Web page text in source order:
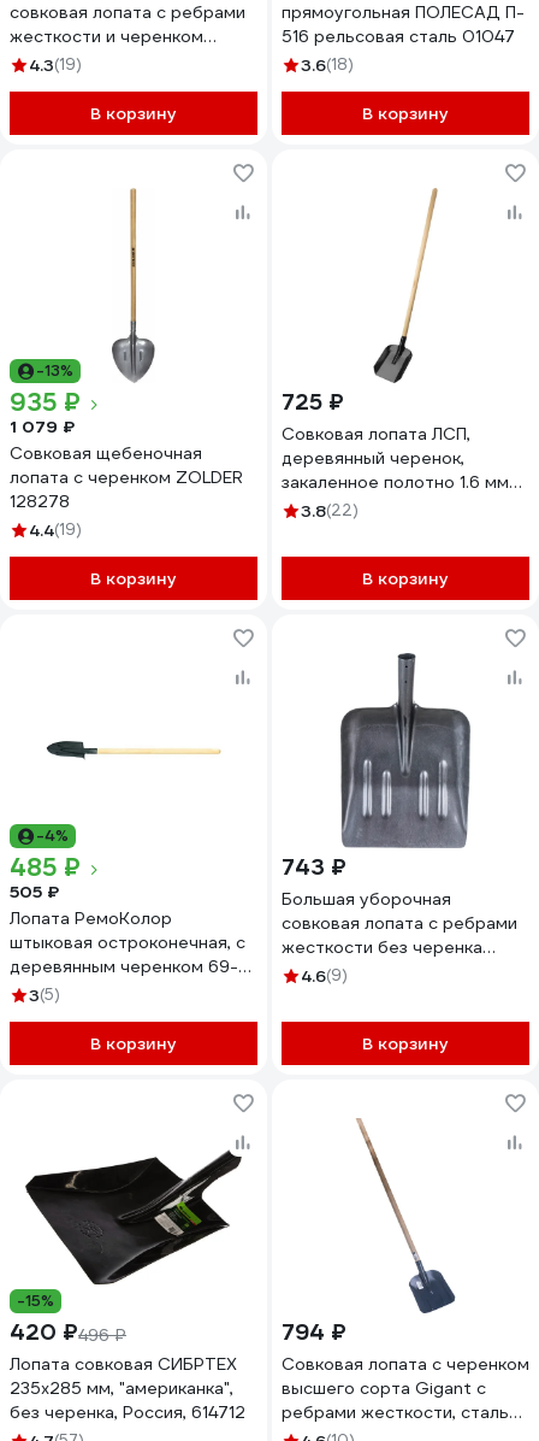
совковая лопата с ребрами
жесткости и черенком
ZOLDER 128279
4.3(19)
В корзину
прямоугольная ПОЛЕСАД П-
516 рельсовая сталь 01047
3.6(18)
В корзину
-13%
935 ₽
1 079 ₽
Совковая щебеночная
лопата с черенком ZOLDER
128278
4.4(19)
В корзину
725 ₽
Совковая лопата ЛСП,
деревянный черенок,
закаленное полотно 1.6 мм
ЗУБР 39577
3.8(22)
В корзину
-4%
485 ₽
505 ₽
Лопата РемоКолор
штыковая остроконечная, с
деревянным черенком 69-
0-201
3(5)
В корзину
743 ₽
Большая уборочная
совковая лопата с ребрами
жесткости без черенка
ZOLDER ЛСБУР
4.6(9)
В корзину
-15%
420 ₽496 ₽
Лопата совковая СИБРТЕХ
235х285 мм, "американка",
без черенка, Россия, 614712
794 ₽
Совковая лопата с черенком
высшего сорта Gigant с
ребрами жесткости, сталь
GSS-04